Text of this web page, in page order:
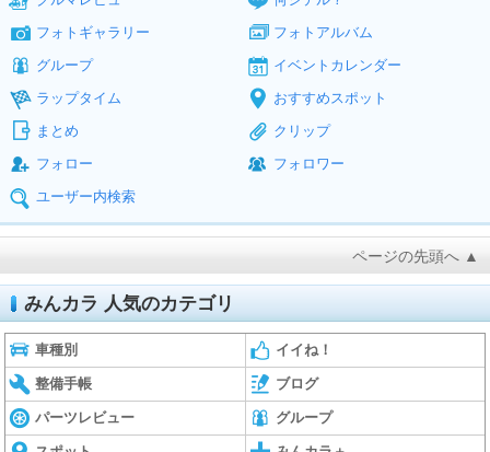
フォトギャラリー
フォトアルバム
グループ
イベントカレンダー
ラップタイム
おすすめスポット
まとめ
クリップ
フォロー
フォロワー
ユーザー内検索
ページの先頭へ ▲
みんカラ 人気のカテゴリ
車種別 イイね！
整備手帳 ブログ
パーツレビュー グループ